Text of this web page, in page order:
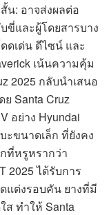
น: อาจส่งผลต่อ
ขี่และผู้โดยสารบาง
ดเด่น ดีไซน์ และ
เน้นความคุ้ม
2025 กลับนำเสนอ
Santa Cruz
อย่าง Hyundai
ะขนาดเล็ก ที่ยังคง
ที่หรูหรากว่า
2025 ได้รับการ
ต่งรอบคัน ยางที่มี
ส ทำให้ Santa